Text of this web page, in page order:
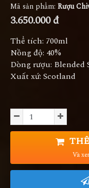
Mã sản phẩm: Rượu
3.650.000 đ
Thể tích: 700ml
Nồng độ: 40%
Dòng rượu: Blended
Xuất xứ: Scotland
Và